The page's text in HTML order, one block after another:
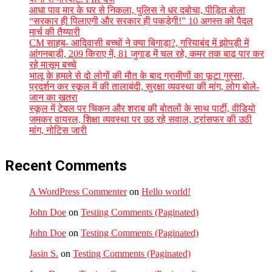
आधा पाव मार के घर से निकला, पुलिस ने धर दबोचा, पीड़ित बोला
“सरकार ही पिलाएगी और सरकार ही पकड़ेगी!” 10 अगस्त को पैदल
मार्च की तैय्यारी
CM साहब- आदिवासी बच्चों ने क्या बिगाड़ा?, गरियाबंद में झोपड़ी में
आंगनबाड़ी, 209 किराए में, 81 जुगाड़ में चल रहे, कमर तक बाढ़ पार कर
रहे मासूम बच्चे
भालू के हमले से दो लोगों की मौत के बाद ग्रामीणों का फूटा गुस्सा,
प्रदर्शन कर स्कूल में की तालाबंदी, सुरक्षा व्यवस्था की मांग, लोग बोले-
जान का खतरा
स्कूल में टेबल पर चिकन और शराब की बोतलों के साथ पार्टी, वीडियो
जमकर वायरल, शिक्षा व्यवस्था पर उठ रहे सवाल, ट्रांसफर की उठी
मांग, नोटिस जारी
Recent Comments
A WordPress Commenteron Hello world!
John Doe on Testing Comments (Paginated)
John Doe on Testing Comments (Paginated)
Jasin S. on Testing Comments (Paginated)